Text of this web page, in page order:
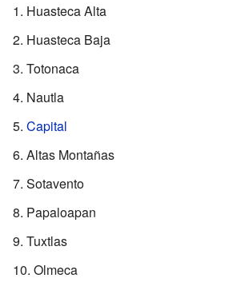
Huasteca Alta
Huasteca Baja
Totonaca
Nautla
Capital
Altas Montañas
Sotavento
Papaloapan
Tuxtlas
Olmeca